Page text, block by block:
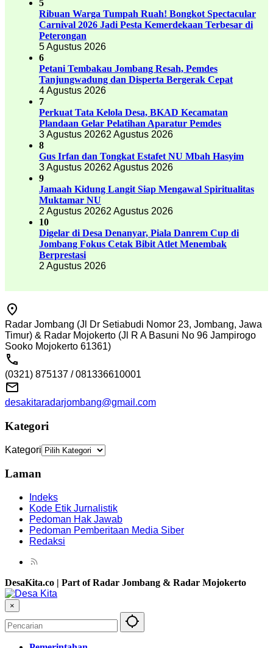
5
Ribuan Warga Tumpah Ruah! Bongkot Spectacular
Carnival 2026 Jadi Pesta Kemerdekaan Terbesar di
Peterongan
5 Agustus 2026
6
Petani Tembakau Jombang Resah, Pemdes
Tanjungwadung dan Disperta Bergerak Cepat
4 Agustus 2026
7
Perkuat Tata Kelola Desa, BKAD Kecamatan
Plandaan Gelar Pelatihan Aparatur Pemdes
3 Agustus 20262 Agustus 2026
8
Gus Irfan dan Tongkat Estafet NU Mbah Hasyim
3 Agustus 20262 Agustus 2026
9
Jamaah Kidung Langit Siap Mengawal Spiritualitas
Muktamar NU
2 Agustus 20262 Agustus 2026
10
Digelar di Desa Denanyar, Piala Danrem Cup di
Jombang Fokus Cetak Bibit Atlet Menembak
Berprestasi
2 Agustus 2026
Radar Jombang (Jl Dr Setiabudi Nomor 23, Jombang, Jawa
Timur) & Radar Mojokerto (Jl R A Basuni No 96 Jampirogo
Sooko Mojokerto 61361)
(0321) 875137 / 081336610001
desakitaradarjombang@gmail.com
Kategori
Kategori
Laman
Indeks
Kode Etik Jurnalistik
Pedoman Hak Jawab
Pedoman Pemberitaan Media Siber
Redaksi
DesaKita.co | Part of Radar Jombang & Radar Mojokerto
×